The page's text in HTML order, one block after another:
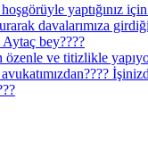
yaptığınız
davalarımıza
bey????
özenle ve titizlikle